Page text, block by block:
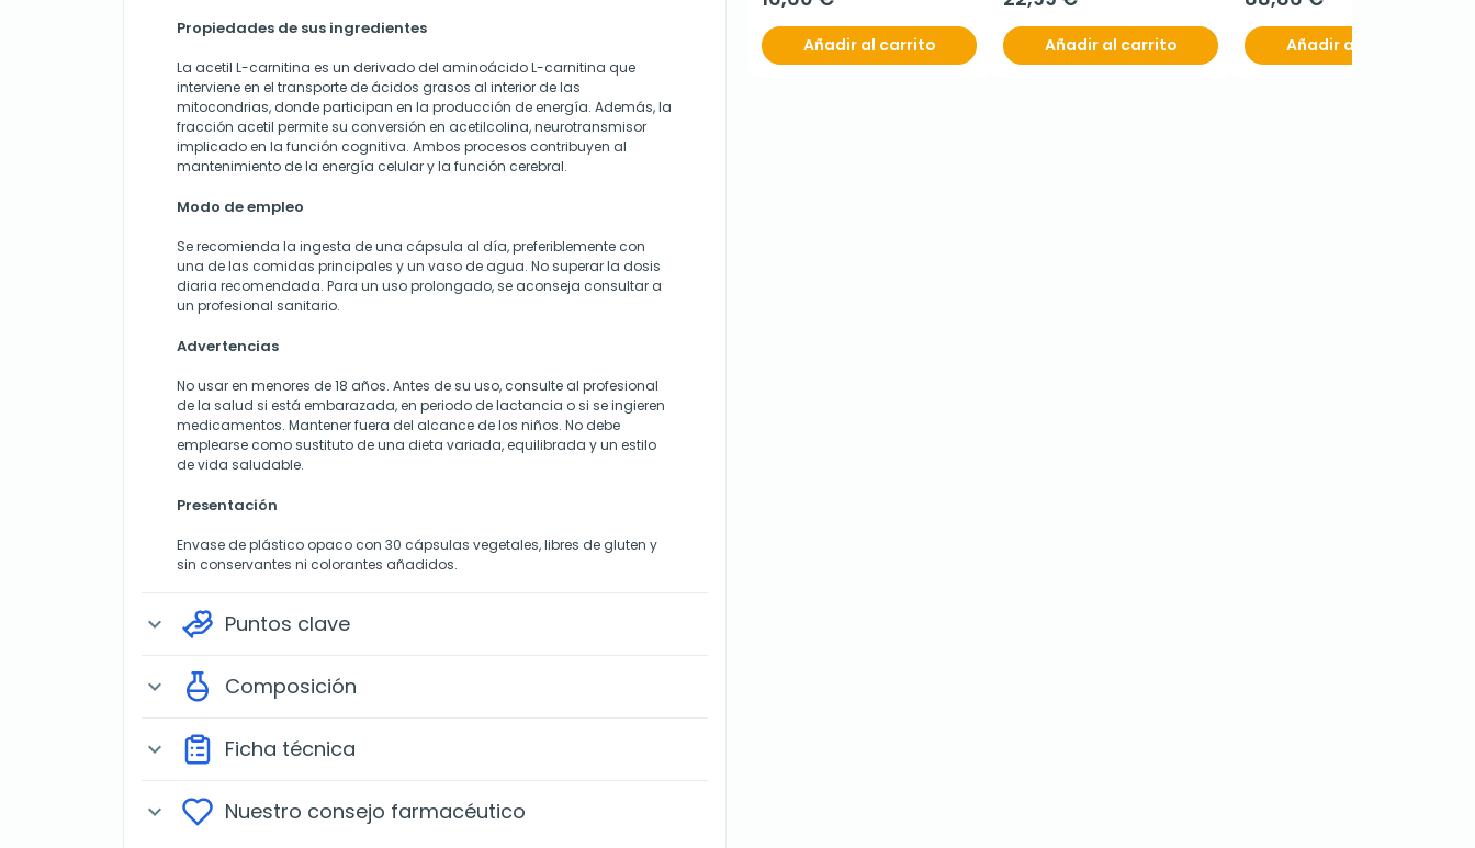
Propiedades de sus ingredientes
La acetil L-carnitina es un derivado del aminoácido L-carnitina que
interviene en el transporte de ácidos grasos al interior de las
mitocondrias, donde participan en la producción de energía. Además, la
fracción acetil permite su conversión en acetilcolina, neurotransmisor
implicado en la función cognitiva. Ambos procesos contribuyen al
mantenimiento de la energía celular y la función cerebral.
Modo de empleo
Se recomienda la ingesta de una cápsula al día, preferiblemente con
una de las comidas principales y un vaso de agua. No superar la dosis
diaria recomendada. Para un uso prolongado, se aconseja consultar a
un profesional sanitario.
Advertencias
No usar en menores de 18 años. Antes de su uso, consulte al profesional
de la salud si está embarazada, en periodo de lactancia o si se ingieren
medicamentos. Mantener fuera del alcance de los niños. No debe
emplearse como sustituto de una dieta variada, equilibrada y un estilo
de vida saludable.
Presentación
Envase de plástico opaco con 30 cápsulas vegetales, libres de gluten y
sin conservantes ni colorantes añadidos.
expand_more Puntos clave
expand_more Composición
expand_more Ficha técnica
expand_more Nuestro consejo farmacéutico
Añadir al carrito Añadir al carrito Añadir al carrito